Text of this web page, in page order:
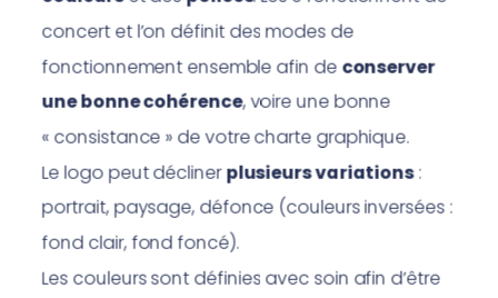
concert et l’on définit des modes de
fonctionnement ensemble afin de conserver
une bonne cohérence, voire une bonne
« consistance » de votre charte graphique.
Le logo peut déclinerplusieurs variations:
portrait, paysage, défonce (couleurs inversées :
fond clair, fond foncé).
Les couleurs sont définies avec soin afin d’être